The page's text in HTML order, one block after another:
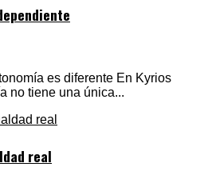
es diferente En Kyrios
no tiene una única...
real